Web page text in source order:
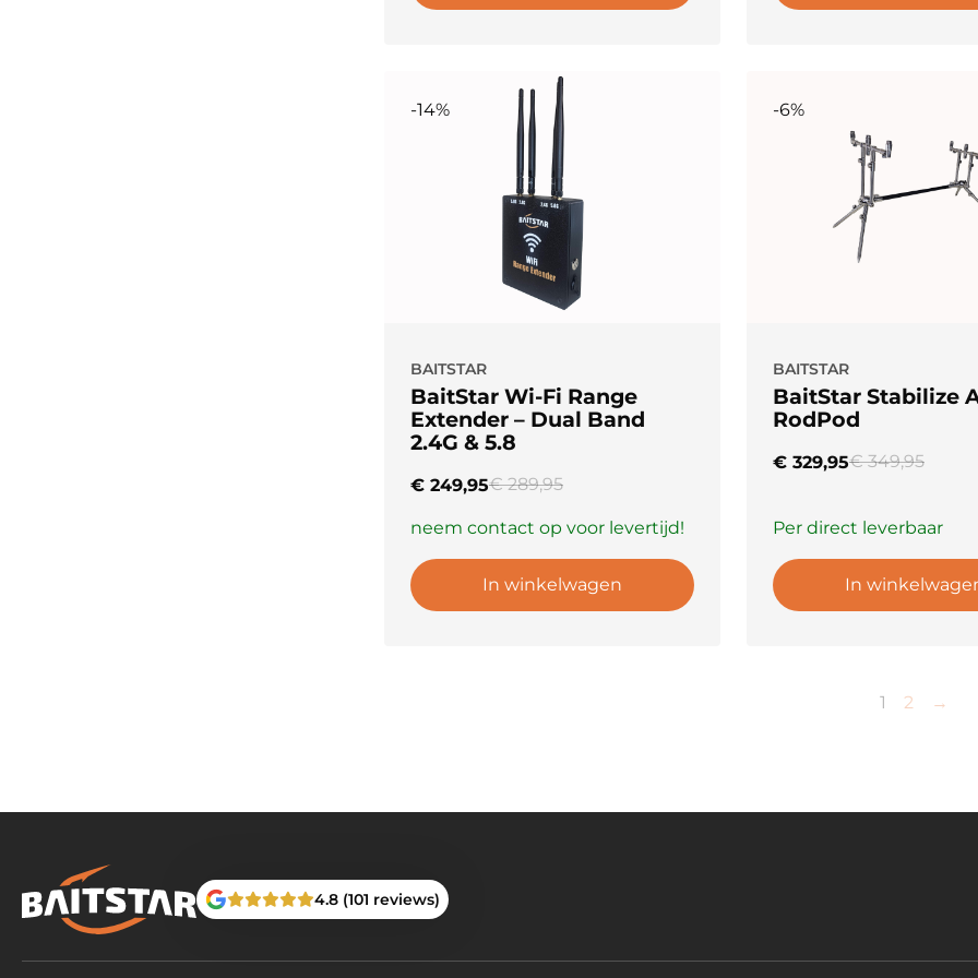
-14%
BAITSTAR
BaitStar Wi-Fi Range
Extender – Dual Band
2.4G & 5.8
€249,95€289,95
neem contact op voor levertijd!
In winkelwagen
-6%
BAITSTAR
BaitStar Stabilize
RodPod
€329,95€349,95
Per direct leverbaar
In
1 2 →
4.8 (101 reviews)